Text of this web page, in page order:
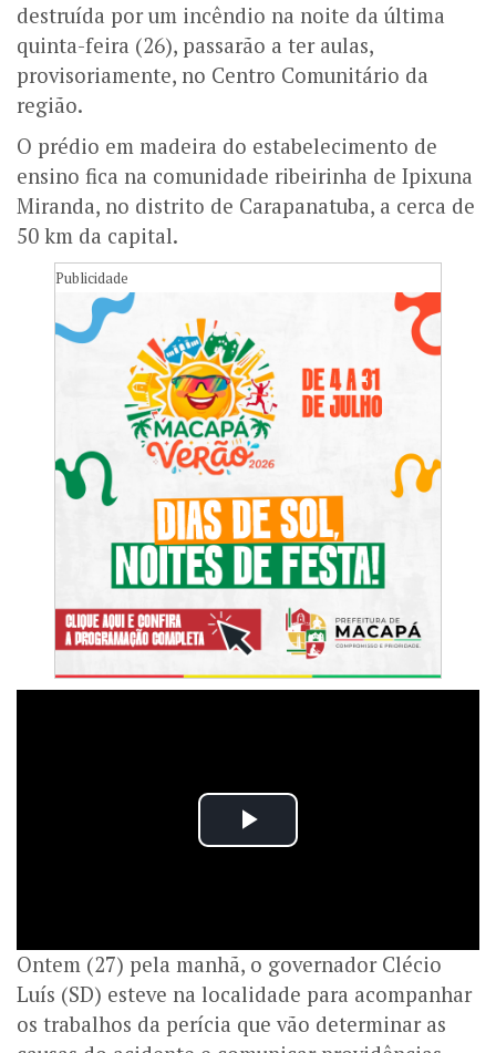
destruída por um incêndio na noite da última
quinta-feira (26), passarão a ter aulas,
provisoriamente, no Centro Comunitário da
região.
O prédio em madeira do estabelecimento de
ensino fica na comunidade ribeirinha de Ipixuna
Miranda, no distrito de Carapanatuba, a cerca de
50 km da capital.
Publicidade
Ontem (27) pela manhã, o governador Clécio
Luís (SD) esteve na localidade para acompanhar
os trabalhos da perícia que vão determinar as